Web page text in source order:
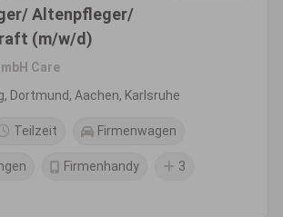
Altenpfleger/
(m/w/d)
Care
Dortmund, Aachen, Karlsruhe
Teilzeit Firmenwagen
Firmenhandy 3